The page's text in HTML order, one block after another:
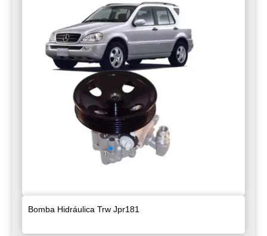
Bomba Hidráulica Trw Jpr181